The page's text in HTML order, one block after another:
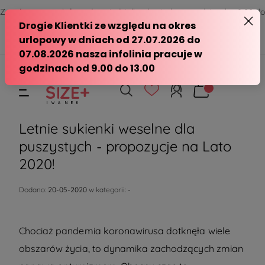
Zamów przez telefon od poniedziałku do piątku w godzinach - 8:00 do
15:00
570 390 351
sklep@modasizeplus.pl
Letnie sukienki weselne dla
puszystych - propozycje na Lato
2020!
Dodano: 20-05-2020 w kategorii: -
Chociaż pandemia koronawirusa dotknęła wiele
obszarów życia, to dynamika zachodzących zmian